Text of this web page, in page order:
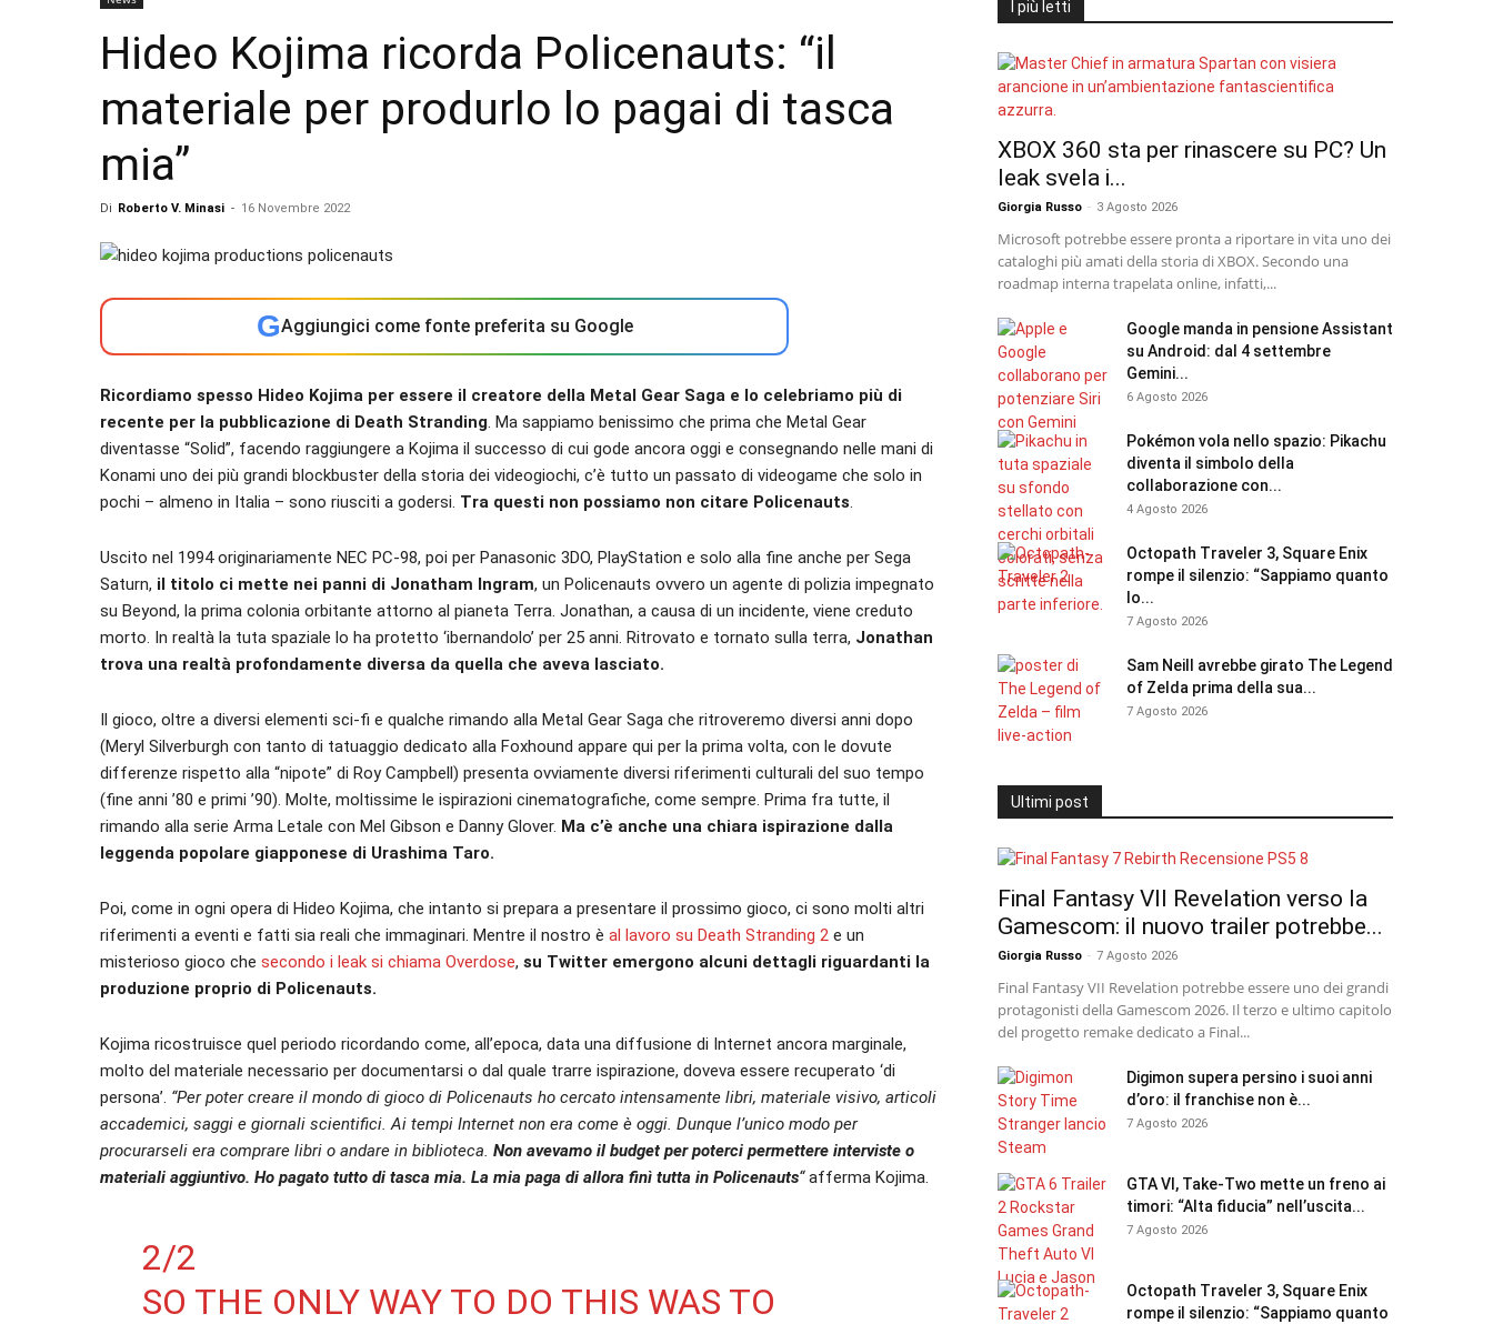
Hideo Kojima ricorda Policenauts: “il
materiale per produrlo lo pagai di tasca
mia”
Di Roberto V. Minasi - 16 Novembre 2022
GAggiungici come fonte preferita su Google
Ricordiamo spesso Hideo Kojima per essere il creatore della Metal Gear Saga e lo celebriamo più di
recente per la pubblicazione di Death Stranding. Ma sappiamo benissimo che prima che Metal Gear
diventasse “Solid”, facendo raggiungere a Kojima il successo di cui gode ancora oggi e consegnando nelle mani di
Konami uno dei più grandi blockbuster della storia dei videogiochi, c’è tutto un passato di videogame che solo in
pochi – almeno in Italia – sono riusciti a godersi. Tra questi non possiamo non citare Policenauts.
Uscito nel 1994 originariamente NEC PC-98, poi per Panasonic 3DO, PlayStation e solo alla fine anche per Sega
Saturn, il titolo ci mette nei panni di Jonatham Ingram, un Policenauts ovvero un agente di polizia impegnato
su Beyond, la prima colonia orbitante attorno al pianeta Terra. Jonathan, a causa di un incidente, viene creduto
morto. In realtà la tuta spaziale lo ha protetto ‘ibernandolo’ per 25 anni. Ritrovato e tornato sulla terra, Jonathan
trova una realtà profondamente diversa da quella che aveva lasciato.
Il gioco, oltre a diversi elementi sci-fi e qualche rimando alla Metal Gear Saga che ritroveremo diversi anni dopo
(Meryl Silverburgh con tanto di tatuaggio dedicato alla Foxhound appare qui per la prima volta, con le dovute
differenze rispetto alla “nipote” di Roy Campbell) presenta ovviamente diversi riferimenti culturali del suo tempo
(fine anni ’80 e primi ’90). Molte, moltissime le ispirazioni cinematografiche, come sempre. Prima fra tutte, il
rimando alla serie Arma Letale con Mel Gibson e Danny Glover. Ma c’è anche una chiara ispirazione dalla
leggenda popolare giapponese di Urashima Taro.
Poi, come in ogni opera di Hideo Kojima, che intanto si prepara a presentare il prossimo gioco, ci sono molti altri
riferimenti a eventi e fatti sia reali che immaginari. Mentre il nostro è al lavoro su Death Stranding 2 e un
misterioso gioco che secondo i leak si chiama Overdose, su Twitter emergono alcuni dettagli riguardanti la
produzione proprio di Policenauts.
Kojima ricostruisce quel periodo ricordando come, all’epoca, data una diffusione di Internet ancora marginale,
molto del materiale necessario per documentarsi o dal quale trarre ispirazione, doveva essere recuperato ‘di
persona’. “Per poter creare il mondo di gioco di Policenauts ho cercato intensamente libri, materiale visivo, articoli
accademici, saggi e giornali scientifici. Ai tempi Internet non era come è oggi. Dunque l’unico modo per
procurarseli era comprare libri o andare in biblioteca. Non avevamo il budget per poterci permettere interviste o
materiali aggiuntivo. Ho pagato tutto di tasca mia. La mia paga di allora finì tutta in Policenauts“afferma Kojima.
2/2
SO THE ONLY WAY TO DO THIS WAS TO
I più letti
XBOX 360 sta per rinascere su PC? Un
leak svela i...
Giorgia Russo - 3 Agosto 2026
Microsoft potrebbe essere pronta a riportare in vita uno dei
cataloghi più amati della storia di XBOX. Secondo una
roadmap interna trapelata online, infatti,...
Google manda in pensione Assistant
su Android: dal 4 settembre
Gemini...
6 Agosto 2026
Pokémon vola nello spazio: Pikachu
diventa il simbolo della
collaborazione con...
4 Agosto 2026
Octopath Traveler 3, Square Enix
rompe il silenzio: “Sappiamo quanto
lo...
7 Agosto 2026
Sam Neill avrebbe girato The Legend
of Zelda prima della sua...
7 Agosto 2026
Ultimi post
Final Fantasy VII Revelation verso la
Gamescom: il nuovo trailer potrebbe...
Giorgia Russo - 7 Agosto 2026
Final Fantasy VII Revelation potrebbe essere uno dei grandi
protagonisti della Gamescom 2026. Il terzo e ultimo capitolo
del progetto remake dedicato a Final...
Digimon supera persino i suoi anni
d’oro: il franchise non è...
7 Agosto 2026
GTA VI, Take-Two mette un freno ai
timori: “Alta fiducia” nell’uscita...
7 Agosto 2026
Octopath Traveler 3, Square Enix
rompe il silenzio: “Sappiamo quanto